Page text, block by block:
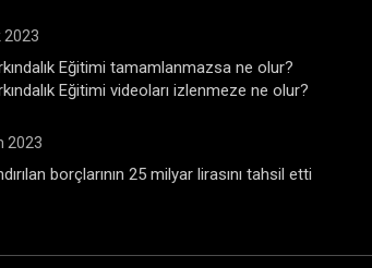
2023
Eğitimi tamamlanmazsa ne olur?
Eğitimi videoları izlenmeze ne olur?
2023
borçlarının 25 milyar lirasını tahsil etti